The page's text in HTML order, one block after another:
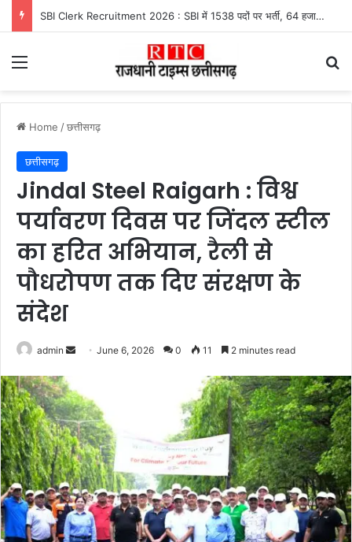
Delhi Capitals News : दादा और युवी बदलेंगे DC की किस्मत! IPL 2027 से पहले होगा बड़ा बदलाव
Menu
Home /छत्तीसगढ़
छत्तीसगढ़
Jindal Steel Raigarh : विश्व
पर्यावरण दिवस पर जिंदल स्टील
का हरित अभियान, रैली से
पौधरोपण तक दिए संरक्षण के
संदेश
admin
Send
email
June 6, 2026 0 11 2 minutes read